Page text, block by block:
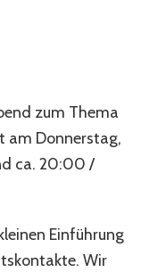
zum Thema
am Donnerstag,
ca. 20:00 /
Einführung
Wir